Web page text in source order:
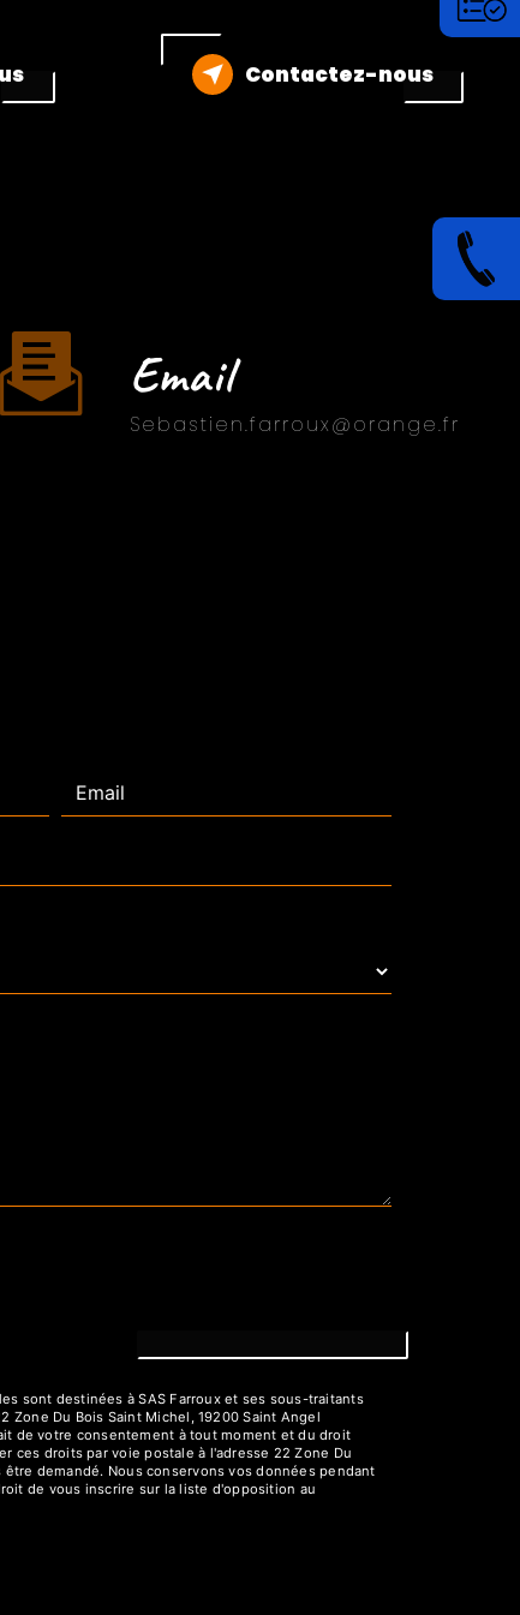
Contactez-nous
Email
sebastien.farroux@orange.fr
sont destinées à SAS Farroux et ses sous-traitants
Du Bois Saint Michel, 19200 Saint Angel
de votre consentement à tout moment et du droit
ces droits par voie postale à l'adresse 22 Zone Du
demandé. Nous conservons vos données pendant
de vous inscrire sur la liste d'opposition au